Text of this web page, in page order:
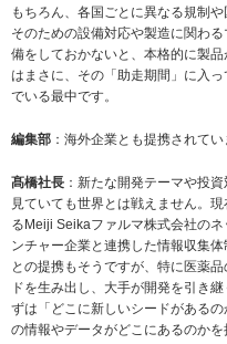
もちろん、各国ごとに異なる規制
そのための設備対応や製造に関わ
備をしておかないと、本格的に製
はまさに、その「助走期間」に入
でいる最中です。
編集部 ：海外企業とも提携されてい
髙橋社長 ：新たな開発テーマや投
見ていても世界とは戦えません。
るMeiji Seikaファルマ株式会社の
ンチャー企業と連携した情報収集
との提携もそうですが、特に医薬
ドを生み出し、大手が開発を引き
ずは「どこに新しいシードがある
の情報やデータがどこにあるのか